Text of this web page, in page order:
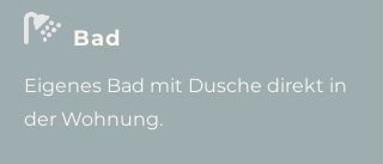
 Bad
Eigenes Bad mit Dusche direkt in
der Wohnung.